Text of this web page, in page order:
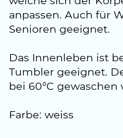
anpassen. Auch für
Senioren geeignet.
Das Innenleben ist
Tumbler geeignet.
bei 60°C gewaschen
Farbe: weiss